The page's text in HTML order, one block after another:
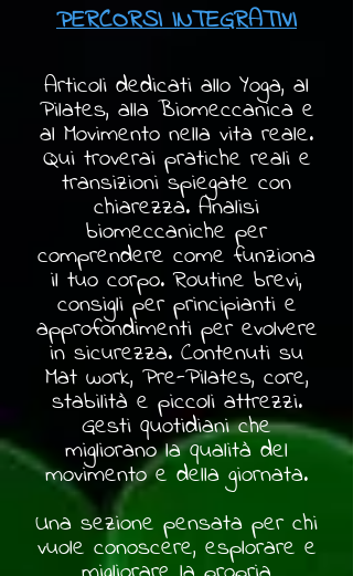
PERCORSI INTEGRATIVI
Articoli dedicati allo Yoga, al
Pilates, alla Biomeccanica e
al Movimento nella vita reale.
Qui troverai pratiche reali e
transizioni spiegate con
chiarezza. Analisi
biomeccaniche per
comprendere come funziona
il tuo corpo. Routine brevi,
consigli per principianti e
approfondimenti per evolvere
in sicurezza. Contenuti su
Mat work, Pre-Pilates, core,
stabilità e piccoli attrezzi.
Gesti quotidiani che
migliorano la qualità del
movimento e della giornata.
Una sezione pensata per chi
vuole conoscere, esplorare e